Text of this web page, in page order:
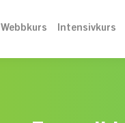
Webbkurs Intensivkurs